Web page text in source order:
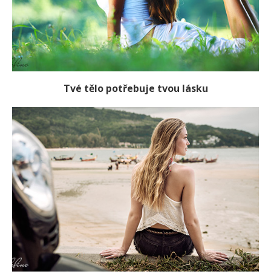
Tvé tělo potřebuje tvou lásku